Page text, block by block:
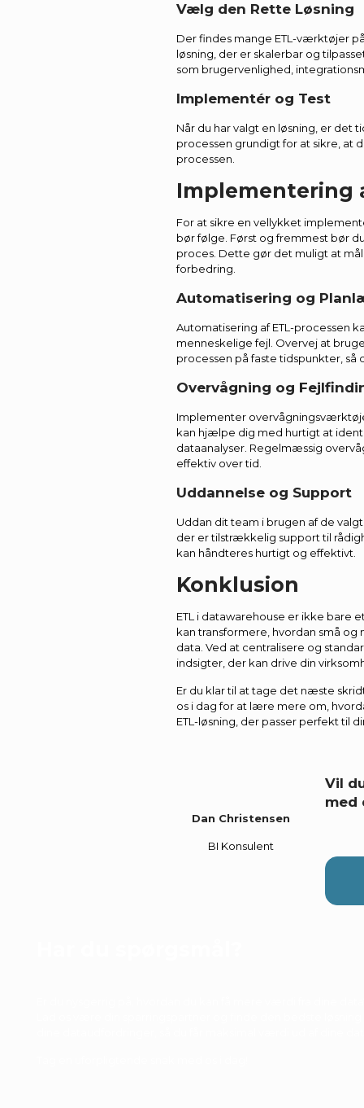
Vælg den Rette Løsning
Der findes mange ETL-værktøjer
løsning, der er skalerbar og
som brugervenlighed,
Implementér og Test
Når du har valgt en løsning, er det
processen grundigt for at sikre, at
processen.
Implementering
For at sikre en vellykket
bør følge. Først og fremmest bør
proces. Dette gør det muligt at
forbedring.
Automatisering og
Automatisering af ETL-processen
menneskelige fejl. Overvej at
processen på faste tidspunkter,
Overvågning og
Implementer
kan hjælpe dig med hurtigt at
dataanalyser. Regelmæssig
effektiv over tid.
Uddannelse og Support
Uddan dit team i brugen af de
der er tilstrækkelig support til
kan håndteres hurtigt og effektivt.
Konklusion
ETL i datawarehouse er ikke
kan transformere, hvordan små
data. Ved at centralisere og
indsigter, der kan drive din
Er du klar til at tage det næste
os i dag for at lære mere om,
ETL-løsning, der passer perfekt til
Dan Christensen
BI Konsulent
Vil
med